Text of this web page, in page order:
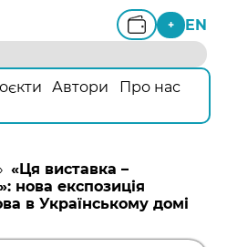
+ EN
Автори
Про нас
«Ця виставка –
нова експозиція
в Українському домі